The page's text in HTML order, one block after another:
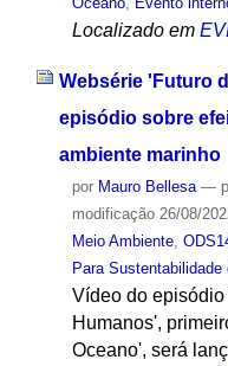
Localizado em
Websérie 'Futuro
episódio sobre
ambiente marinho
por Mauro Bellesa —
modificação26/08/
Meio Ambiente,
Para Sustentabilidade
Vídeo do
Humanos',
Oceano', será